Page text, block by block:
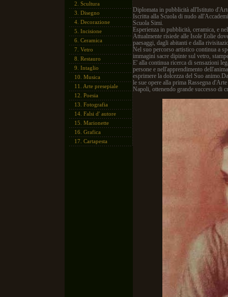
2. Scultura
3. Disegno
4. Decorazione
5. Incisione
6. Ceramica
7. Vetro
8. Restauro
9. Intaglio
10. Musica
11. Arte presepiale
12. Poesia
13. Fotografia
14. Falsi d' autore
15. Marionette
16. Grafica
17. Cartapesta
Diplomata in pubblicità all'Istituto
Iscritta alla Scuola di nudo
Scuola Simi.
Esperienza in pubblicità, ceramica, e
Attualmente risiede alle Isole Eolie
paesaggi, dagli abitanti e dalla
Nel suo percorso artistico continua a
immagini sacre dipinte sul vetro,
E' alla continua ricerca di sensazioni
persone e nell'apprendimento
esprimere la dolcezza del Suo
le sue opere alla prima Rassegna
Napoli, ottenendo grande successo di